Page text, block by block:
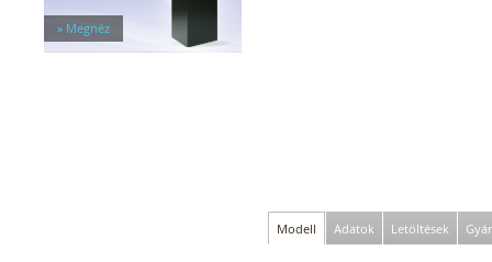
» Megnéz
Modell Adatok Letöltések